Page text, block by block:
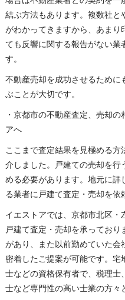
結ぶ方法もあります。複数社と
がわかってきますから、あまり
ても反響に関する報告がない業
す。
不動産売却を成功させるために
ぶことが大切です。
・京都市の不動産査定、売却
アへ
ここまで査定結果を見極める方
介しました。戸建ての売却を行
める必要があります。地元に詳
る業者に戸建て査定・売却を依
イエストアでは、京都市北区・
戸建て査定・売却を承ってお
があり、また以前勤めていた会
密着したご提案が可能です。宅
士などの資格保有者で、税理士
士など専門性の高い士業の方々